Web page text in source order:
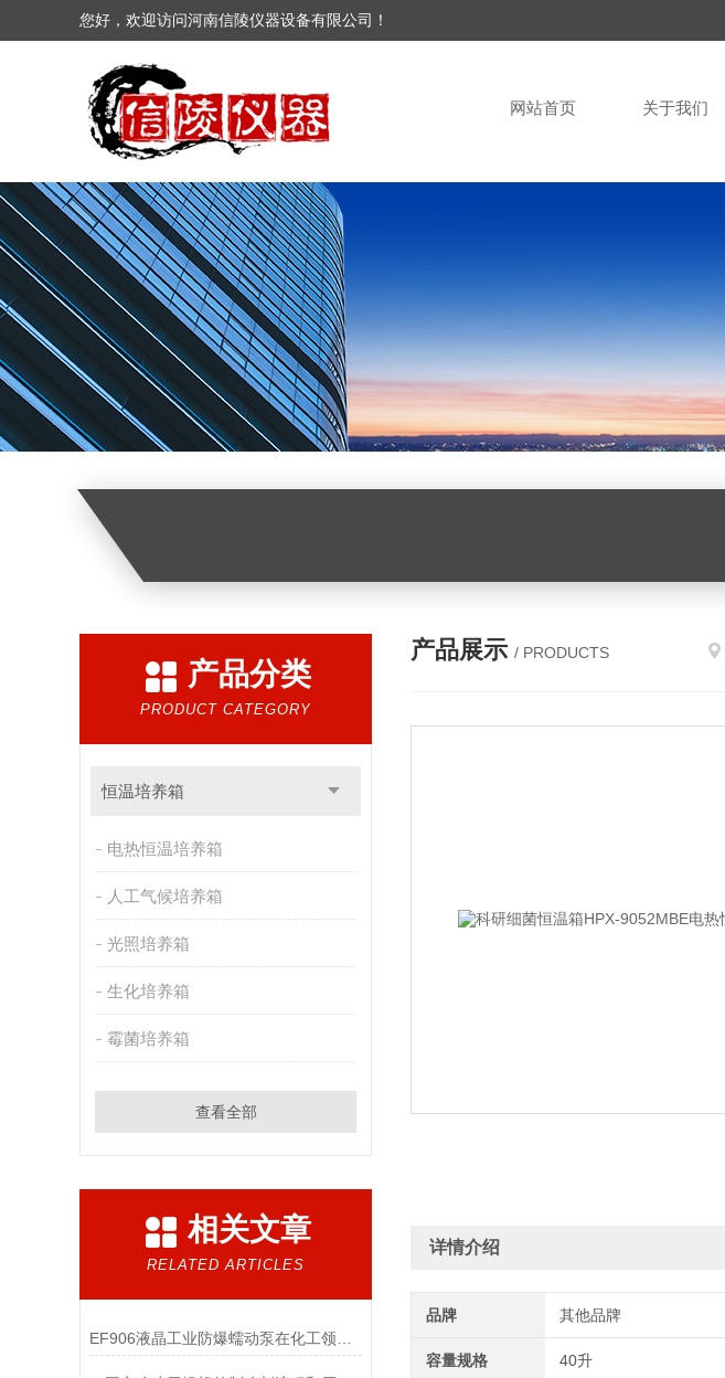
您好，欢迎访问河南信陵仪器设备有限公司！
网站首页 关于我们
产品分类
PRODUCT CATEGORY
恒温培养箱
电热恒温培养箱
人工气候培养箱
光照培养箱
生化培养箱
霉菌培养箱
查看全部
相关文章
RELATED ARTICLES
产品展示 / PRODUCTS
详情介绍
品牌 其他品牌
容量规格 40升